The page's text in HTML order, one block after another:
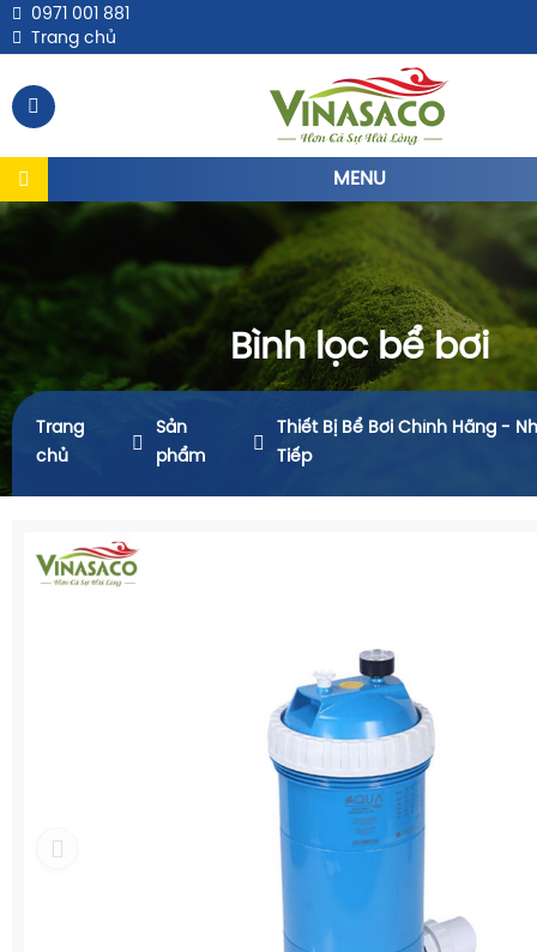
0971 001 881
Trang chủ
MENU
Bình lọc bể bơi
Trang
chủ
Sản
phẩm
Thiết Bị Bể Bơi Chính Hãng -
Tiếp